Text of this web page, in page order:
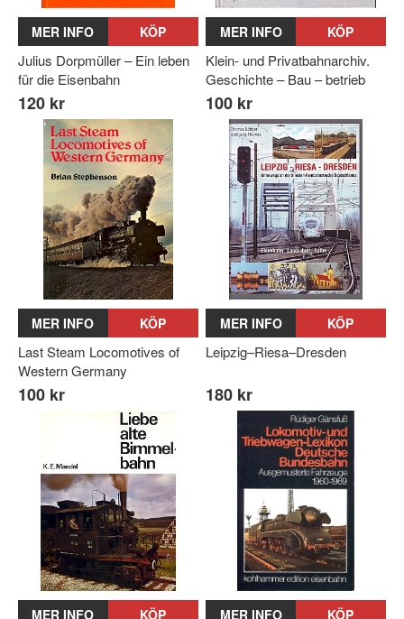
MER INFO KÖP
Julius Dorpmüller – Ein leben
für die Eisenbahn
120 kr
MER INFO KÖP
Klein- und Privatbahnarchiv.
Geschichte – Bau – betrieb
100 kr
MER INFO KÖP
Last Steam Locomotives of
Western Germany
100 kr
MER INFO KÖP
Leipzig–Riesa–Dresden
180 kr
MER INFO KÖP MER INFO KÖP